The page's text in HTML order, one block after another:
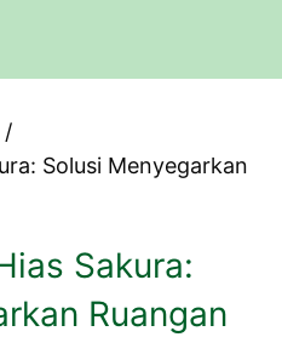
Solusi Menyegarkan
Sakura:
Ruangan